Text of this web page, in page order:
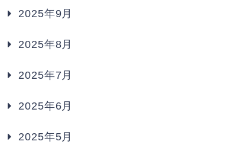
2025年9月
2025年8月
2025年7月
2025年6月
2025年5月